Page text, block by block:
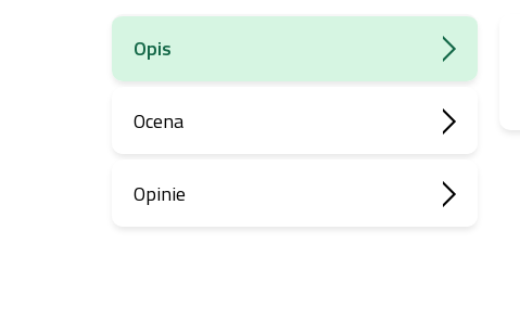
Opis
Ocena
Opinie